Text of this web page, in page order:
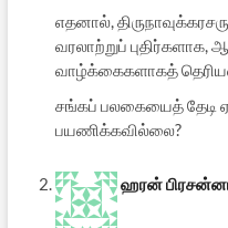
எதனால்,
வரலாற்றுப்
வாழ்க்கைகளாகத்
சங்கப் பலகையைத் தேடி
பயணிக்கவில்லை?
ஹரன்